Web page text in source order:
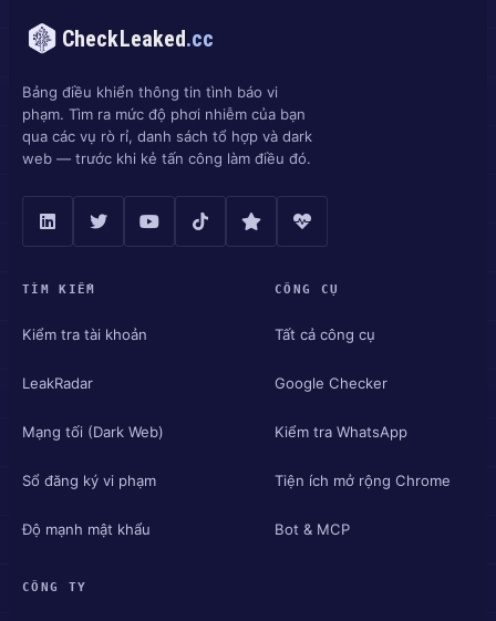
CheckLeaked.cc
Bảng điều khiển thông tin tình báo vi
phạm. Tìm ra mức độ phơi nhiễm của bạn
qua các vụ rò rỉ, danh sách tổ hợp và dark
web — trước khi kẻ tấn công làm điều đó.
TÌM KIẾM
Kiểm tra tài khoản
LeakRadar
Mạng tối (Dark Web)
Sổ đăng ký vi phạm
Độ mạnh mật khẩu
CÔNG CỤ
Tất cả công cụ
Google Checker
Kiểm tra WhatsApp
Tiện ích mở rộng Chrome
Bot & MCP
CÔNG TY